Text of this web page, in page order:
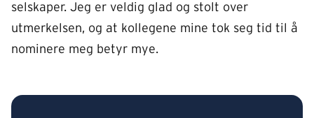
selskaper. Jeg er veldig glad og stolt over
utmerkelsen, og at kollegene mine tok seg tid til å
nominere meg betyr mye.